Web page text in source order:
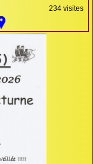
234 visites